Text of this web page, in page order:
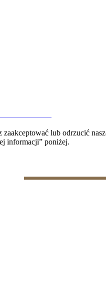
lub odrzucić
informacji” poniżej.